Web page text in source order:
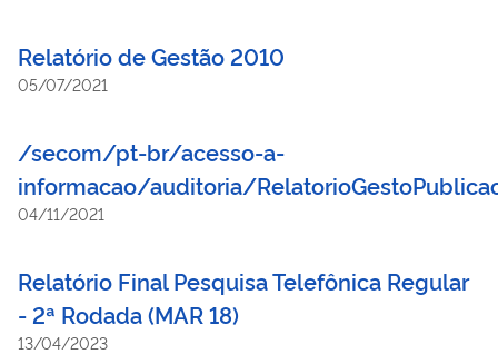
Relatório de Gestão 2010
05/07/2021
/secom/pt-br/acesso-a-
informacao/auditoria/
04/11/2021
Relatório Final Pesquisa Telefônica Regular
- 2ª Rodada (MAR 18)
13/04/2023